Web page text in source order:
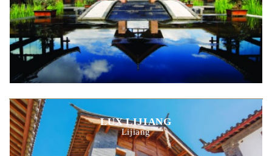
LUX LIJIANG
Lijiang